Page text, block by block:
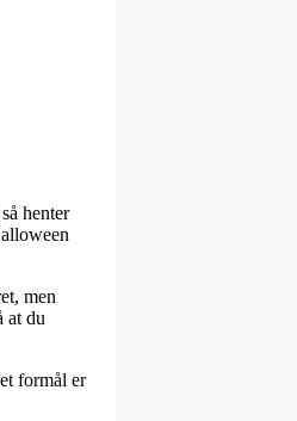
henter
men
at du
formål er